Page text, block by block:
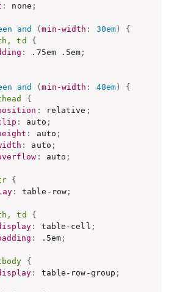
: none ;
and (min-width : 30em)
{
td
{
: .75em .5em ;
and (min-width : 48em)
{
{
: relative ;
: auto ;
: auto ;
: auto ;
: auto ;
{
: table-row;
td
{
: table-cell ;
: .5em ;
{
: table-row-group ;